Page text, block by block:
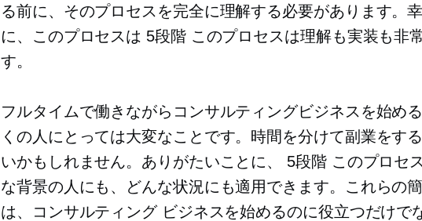
る前に、そのプロセスを完全に理解する必要があります。
に、このプロセスは 5段階このプロセスは理解も実装も非
す。
フルタイムで働きながらコンサルティングビジネスを始め
くの人にとっては大変なことです。時間を分けて副業をす
いかもしれません。ありがたいことに、 5段階このプロセ
な背景の人にも、どんな状況にも適用できます。これらの
は、コンサルティング ビジネスを始めるのに役立つだけで